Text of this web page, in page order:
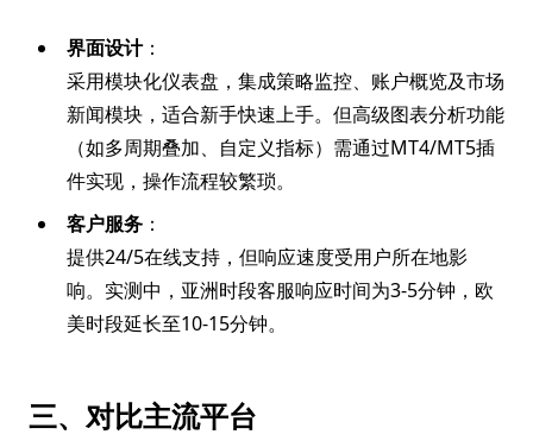
界面设计：
采用模块化仪表盘，集成策略监控、账户概览及市场
新闻模块，适合新手快速上手。但高级图表分析功能
（如多周期叠加、自定义指标）需通过MT4/MT5插
件实现，操作流程较繁琐。
客户服务 ：
提供24/5在线支持，但响应速度受用户所在地影
响。实测中，亚洲时段客服响应时间为3-5分钟，欧
美时段延长至10-15分钟。
三、对比主流平台